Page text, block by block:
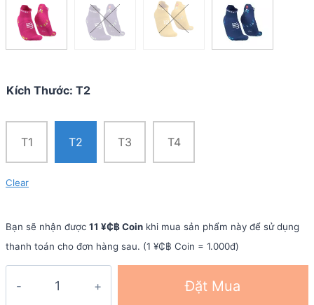
Kích Thước: T2
T1 T2 T3 T4
Clear
Bạn sẽ nhận được 11 ¥₵฿ Coin khi mua sản phẩm này để sử dụng
thanh toán cho đơn hàng sau. (1 ¥₵฿ Coin = 1.000đ)
Đặt Mua